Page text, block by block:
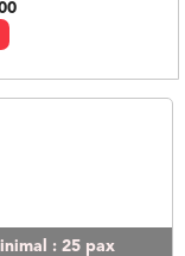
: 25 pax